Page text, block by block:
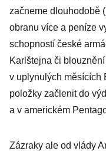
začneme dlouhodobě
obranu více a peníze
schopností české
Karlštejna či
v uplynulých měsících
položky začlenit do
a v americkém
Zázraky ale od vlády